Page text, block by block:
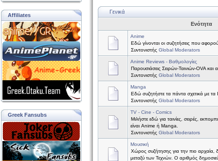
Affiliates
Greek Fansubs
Γενικά
Ενότητα
Anime
Εδώ γίνονται οι συζητήσεις που
Συντονιστής Global Moderators
Anime Reviews - Βαθμολογίες
Παρουσιάσεις Σειρών-Ταινιών-OVA
Συντονιστής Global Moderators
Manga
Εδώ συζητήστε τα πάντα σχετικά με
Συντονιστής Global Moderators
TV - Cine - Comics
Μιλήστε εδώ για ταινίες, σειρές,
είναι Anime ή Manga.
Συντονιστής Global Moderators
Μουσική
Χώρος συζήτησης για την πιο αρχαία,
μεταξύ των Τεχνών. Ο αριθμός